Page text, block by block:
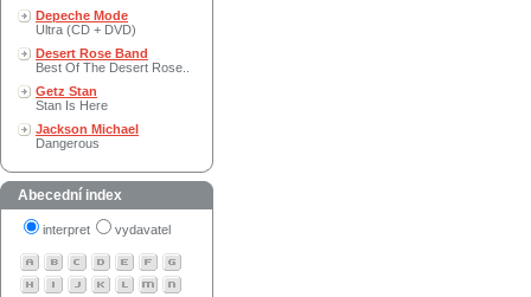
Depeche Mode
Ultra (CD + DVD)
Desert Rose Band
Best Of The Desert Rose..
Getz Stan
Stan Is Here
Jackson Michael
Dangerous
Abecední index
interpret vydavatel